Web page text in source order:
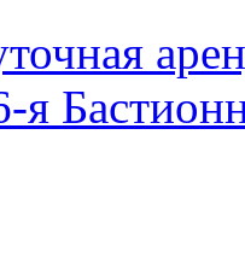
я